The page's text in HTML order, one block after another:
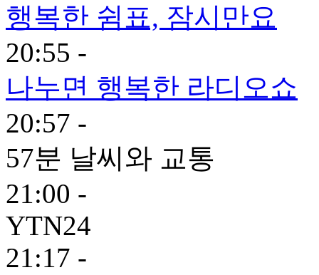
행복한 쉼표, 잠시만요
20:55 -
나누면 행복한 라디오쇼
20:57 -
57분 날씨와 교통
21:00 -
YTN24
21:17 -